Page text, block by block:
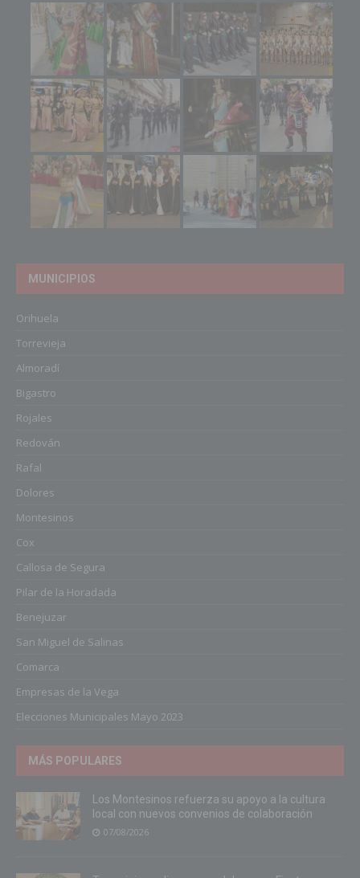
MUNICIPIOS
Orihuela
Torrevieja
Almoradí
Bigastro
Rojales
Redován
Rafal
Dolores
Montesinos
Cox
Callosa de Segura
Pilar de la Horadada
Benejuzar
San Miguel de Salinas
Comarca
Empresas de la Vega
Elecciones Municipales Mayo 2023
MÁS POPULARES
Los Montesinos refuerza su apoyo a la cultura
local con nuevos convenios de colaboración
07/08/2026